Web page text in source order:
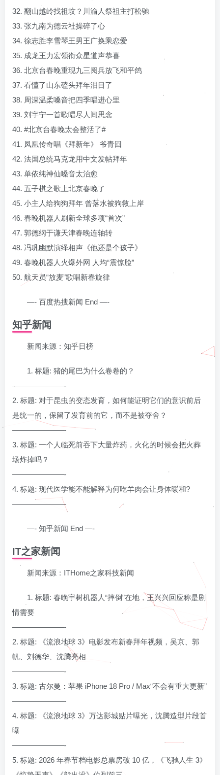
32. 翻山越岭找祖坟？川渝人祭祖主打松驰
33. 张九南为德云社操碎了心
34. 徐志胜李雪琴王男王广换乘恋爱
35. 成龙王力宏领衔众星道声恭喜
36. 北京台春晚重现九三阅兵放飞和平鸽
37. 看懂了山东磕头拜年泪目了
38. 周深温柔嗓音把四季唱进心里
39. 刘宇宁一首歌唱尽人间思念
40. #北京台春晚太会整活了#
41. 凤凰传奇唱《拜新年》 爷青回
42. 法国总统马克龙用中文发帖拜年
43. 单依纯神仙嗓音太治愈
44. 五子棋之歌上北京春晚了
45. 小主人给狗狗拜年 曾落水被狗救上岸
46. 春晚机器人刷新全球多项“首次”
47. 郭德纲于谦天津春晚连轴转
48. 冯巩幽默演绎相声《他还是个孩子》
49. 春晚机器人火爆外网 人均“震惊脸”
50. 航天员“放麦”歌唱新春旋律
—- 百度热搜新闻 End —-
知乎新闻
新闻来源：知乎日榜
1. 标题: 猪的尾巴为什么卷卷的？
———————-
2. 标题: 对于昆虫的变态发育，如何能证明它们的意识前后
是统一的，保留了发育前的它，而不是被夺舍？
———————-
3. 标题: 一个人临死前吞下大量炸药，火化的时候会把火葬
场炸掉吗？
———————-
4. 标题: 现代医学能不能解释为何吃羊肉会让身体暖和?
———————-
—- 知乎新闻 End —-
IT之家新闻
新闻来源：ITHome之家科技新闻
1. 标题: 春晚宇树机器人“摔倒”在地，王兴兴回应称是剧
情需要
———————-
2. 标题: 《流浪地球 3》电影发布新春拜年视频，吴京、郭
帆、刘德华、沈腾亮相
———————-
3. 标题: 古尔曼：苹果 iPhone 18 Pro / Max“不会有重大更新”
———————-
4. 标题: 《流浪地球 3》万达影城贴片曝光，沈腾造型片段首
曝
———————-
5. 标题: 2026 年春节档电影总票房破 10 亿，《飞驰人生 3》